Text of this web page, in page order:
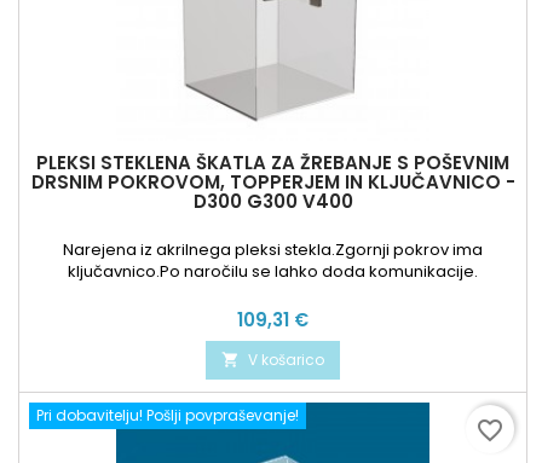
PLEKSI STEKLENA ŠKATLA ZA ŽREBANJE S POŠEVNIM
DRSNIM POKROVOM, TOPPERJEM IN KLJUČAVNICO -
D300 G300 V400
Narejena iz akrilnega pleksi stekla.Zgornji pokrov ima
ključavnico.Po naročilu se lahko doda komunikacije.
Cena
109,31 €
 V košarico
Pri dobavitelju! Pošlji povpraševanje!
favorite_border